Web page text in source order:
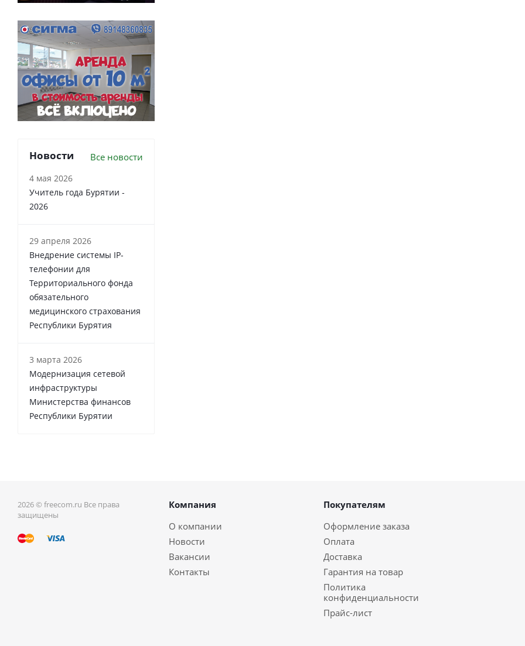
Новости Все новости
4 мая 2026
Учитель года Бурятии -
2026
29 апреля 2026
Внедрение системы IP-
телефонии для
Территориального фонда
обязательного
медицинского страхования
Республики Бурятия
3 марта 2026
Модернизация сетевой
инфраструктуры
Министерства финансов
Республики Бурятии
2026 © freecom.ru Все права
защищены
Компания
О компании
Новости
Вакансии
Контакты
Покупателям
Оформление заказа
Оплата
Доставка
Гарантия на товар
Политика
конфиденциальности
Прайс-лист